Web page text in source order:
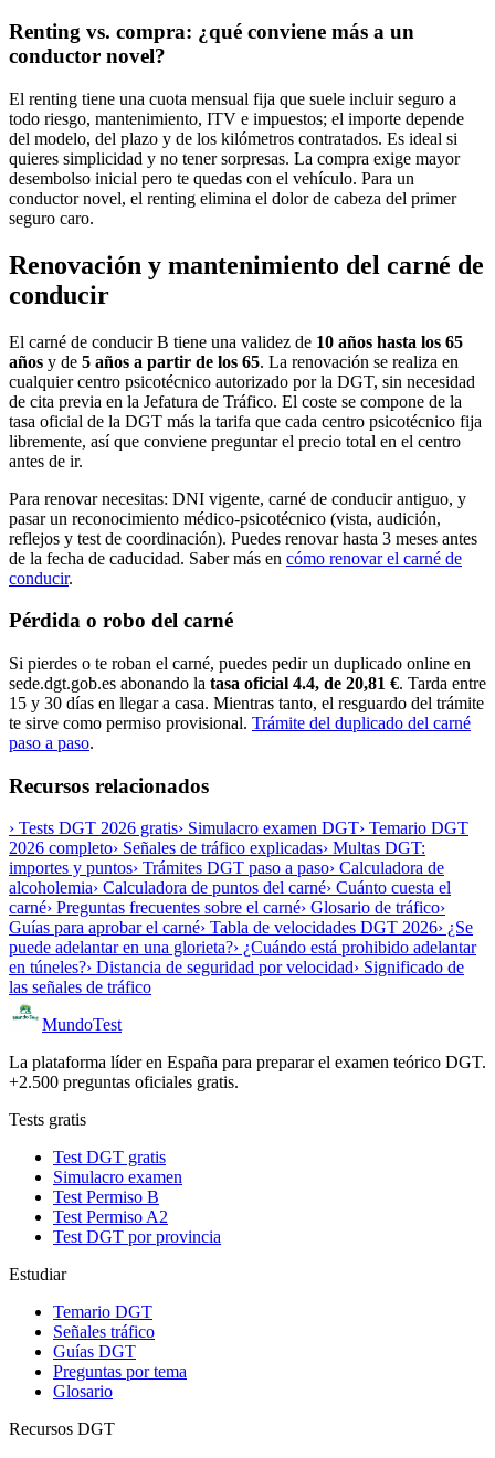
Renting vs. compra: ¿qué conviene más a un
conductor novel?
El renting tiene una cuota mensual fija que suele incluir seguro a
todo riesgo, mantenimiento, ITV e impuestos; el importe depende
del modelo, del plazo y de los kilómetros contratados. Es ideal si
quieres simplicidad y no tener sorpresas. La compra exige mayor
desembolso inicial pero te quedas con el vehículo. Para un
conductor novel, el renting elimina el dolor de cabeza del primer
seguro caro.
Renovación y mantenimiento del carné de
conducir
El carné de conducir B tiene una validez de 10 años hasta los 65
años y de 5 años a partir de los 65. La renovación se realiza en
cualquier centro psicotécnico autorizado por la DGT, sin necesidad
de cita previa en la Jefatura de Tráfico. El coste se compone de la
tasa oficial de la DGT más la tarifa que cada centro psicotécnico fija
libremente, así que conviene preguntar el precio total en el centro
antes de ir.
Para renovar necesitas: DNI vigente, carné de conducir antiguo, y
pasar un reconocimiento médico-psicotécnico (vista, audición,
reflejos y test de coordinación). Puedes renovar hasta 3 meses antes
de la fecha de caducidad. Saber más en cómo renovar el carné de
conducir.
Pérdida o robo del carné
Si pierdes o te roban el carné, puedes pedir un duplicado online en
sede.dgt.gob.es abonando la tasa oficial 4.4, de 20,81 €. Tarda entre
15 y 30 días en llegar a casa. Mientras tanto, el resguardo del trámite
te sirve como permiso provisional. Trámite del duplicado del carné
paso a paso.
Recursos relacionados
› Tests DGT 2026 gratis› Simulacro examen DGT› Temario DGT
2026 completo› Señales de tráfico explicadas› Multas DGT:
importes y puntos› Trámites DGT paso a paso› Calculadora de
alcoholemia› Calculadora de puntos del carné› Cuánto cuesta el
carné› Preguntas frecuentes sobre el carné› Glosario de tráfico›
Guías para aprobar el carné› Tabla de velocidades DGT 2026› ¿Se
puede adelantar en una glorieta?› ¿Cuándo está prohibido adelantar
en túneles?› Distancia de seguridad por velocidad› Significado de
las señales de tráfico
MundoTest
La plataforma líder en España para preparar el examen teórico DGT.
+2.500 preguntas oficiales gratis.
Tests gratis
Test DGT gratis
Simulacro examen
Test Permiso B
Test Permiso A2
Test DGT por provincia
Estudiar
Temario DGT
Señales tráfico
Guías DGT
Preguntas por tema
Glosario
Recursos DGT